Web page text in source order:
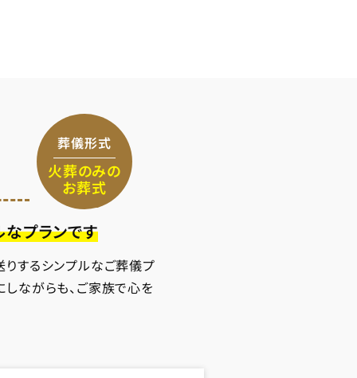
葬儀形式
火葬のみの
お葬式
プランです
するシンプルなご葬儀プ
ながらも、ご家族で心を